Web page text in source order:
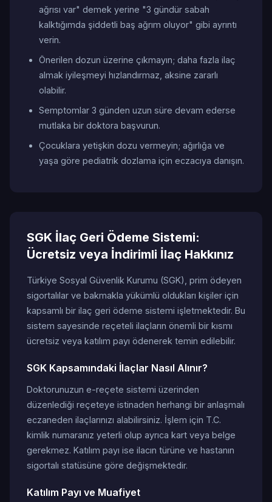
ağrısı var" demek yerine "3 gündür sabah
kalktığımda şiddetli baş ağrım oluyor" gibi ayrıntı
verin.
Önerilen dozun üzerine çıkmayın; daha fazla ilaç
almak iyileşmeyi hızlandırmaz, aksine zararlı
olabilir.
Semptomlar 3 günden uzun süre devam ederse
mutlaka bir doktora başvurun.
Çocuklara yetişkin dozu vermeyin; ağırlığa ve
yaşa göre pediatrik dozlama için eczacıya danışın.
SGK İlaç Geri Ödeme Sistemi:
Ücretsiz veya İndirimli İlaç Hakkınız
Türkiye Sosyal Güvenlik Kurumu (SGK), prim ödeyen
sigortalılar ve bakmakla yükümlü oldukları kişiler için
kapsamlı bir ilaç geri ödeme sistemi işletmektedir. Bu
sistem sayesinde reçeteli ilaçların önemli bir kısmı
ücretsiz veya katılım payı ödenerek temin edilebilir.
SGK Kapsamındaki İlaçlar Nasıl Alınır?
Doktorunuzun e-reçete sistemi üzerinden
düzenlediği reçeteye istinaden herhangi bir anlaşmalı
eczaneden ilaçlarınızı alabilirsiniz. İşlem için T.C.
kimlik numaranız yeterli olup ayrıca kart veya belge
gerekmez. Katılım payı ise ilacın türüne ve hastanın
sigortalı statüsüne göre değişmektedir.
Katılım Payı ve Muafiyet